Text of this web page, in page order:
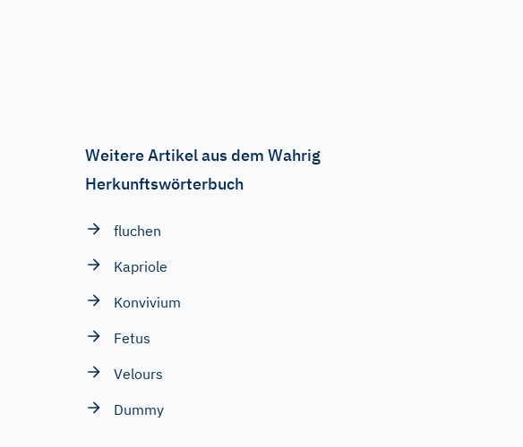
Weitere Artikel aus dem Wahrig
Herkunftswörterbuch
fluchen
Kapriole
Konvivium
Fetus
Velours
Dummy